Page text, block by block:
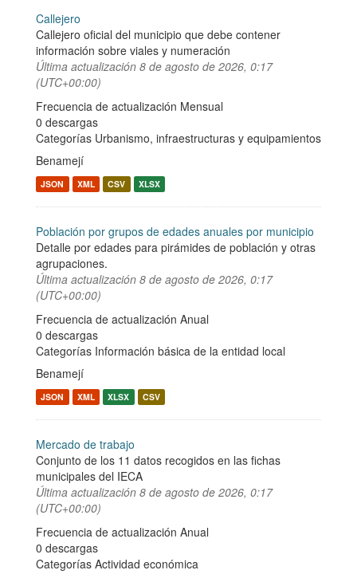
Callejero
Callejero oficial del municipio que debe contener
información sobre viales y numeración
Última actualización 8 de agosto de 2026, 0:17
(UTC+00:00)
Frecuencia de actualización Mensual
0 descargas
Categorías Urbanismo, infraestructuras y equipamientos
Benamejí
JSON XML CSV XLSX
Población por grupos de edades anuales por municipio
Detalle por edades para pirámides de población y otras
agrupaciones.
Última actualización 8 de agosto de 2026, 0:17
(UTC+00:00)
Frecuencia de actualización Anual
0 descargas
Categorías Información básica de la entidad local
Benamejí
JSON XML XLSX CSV
Mercado de trabajo
Conjunto de los 11 datos recogidos en las fichas
municipales del IECA
Última actualización 8 de agosto de 2026, 0:17
(UTC+00:00)
Frecuencia de actualización Anual
0 descargas
Categorías Actividad económica